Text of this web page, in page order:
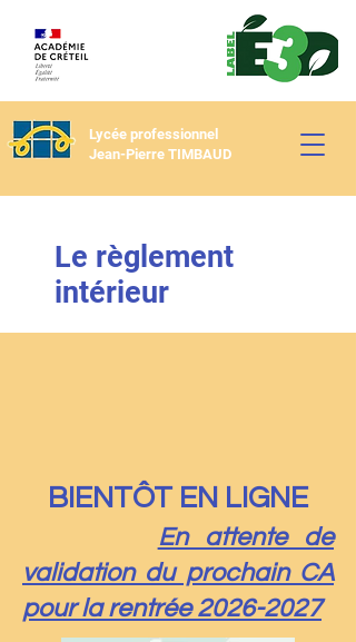
Lycée professionnel
Jean-Pierre TIMBAUD
Le règlement
intérieur
BIENTÔT EN LIGNE
En attente de
validation du prochain CA
pour la rentrée2026-2027